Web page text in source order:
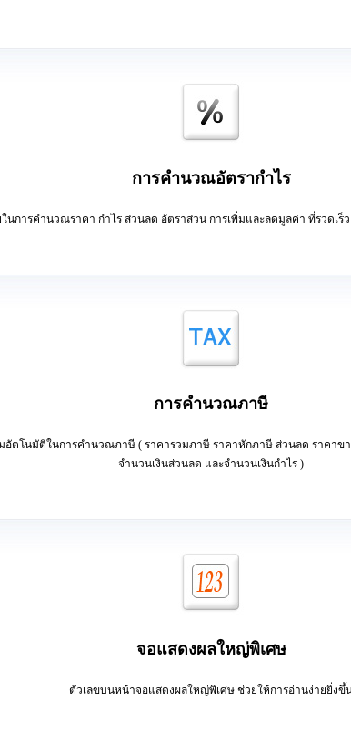
การคำนวณอัตรากำไร
นการคำนวณราคา กำไร ส่วนลด อัตราส่วน การเพิ่มและลดมูลค่า ที่รวดเ
การคำนวณภาษี
อัตโนมัติในการคำนวณภาษี ( ราคารวมภาษี ราคาหักภาษี ส่วนลด ราคาข
จำนวนเงินส่วนลด และจำนวนเงินกำไร )
จอแสดงผลใหญ่พิเศษ
ตัวเลขบนหน้าจอแสดงผลใหญ่พิเศษ ช่วยให้การอ่านง่ายยิ่งขึ้